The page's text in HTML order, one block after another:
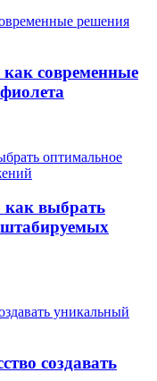
современные
как выбрать
создавать